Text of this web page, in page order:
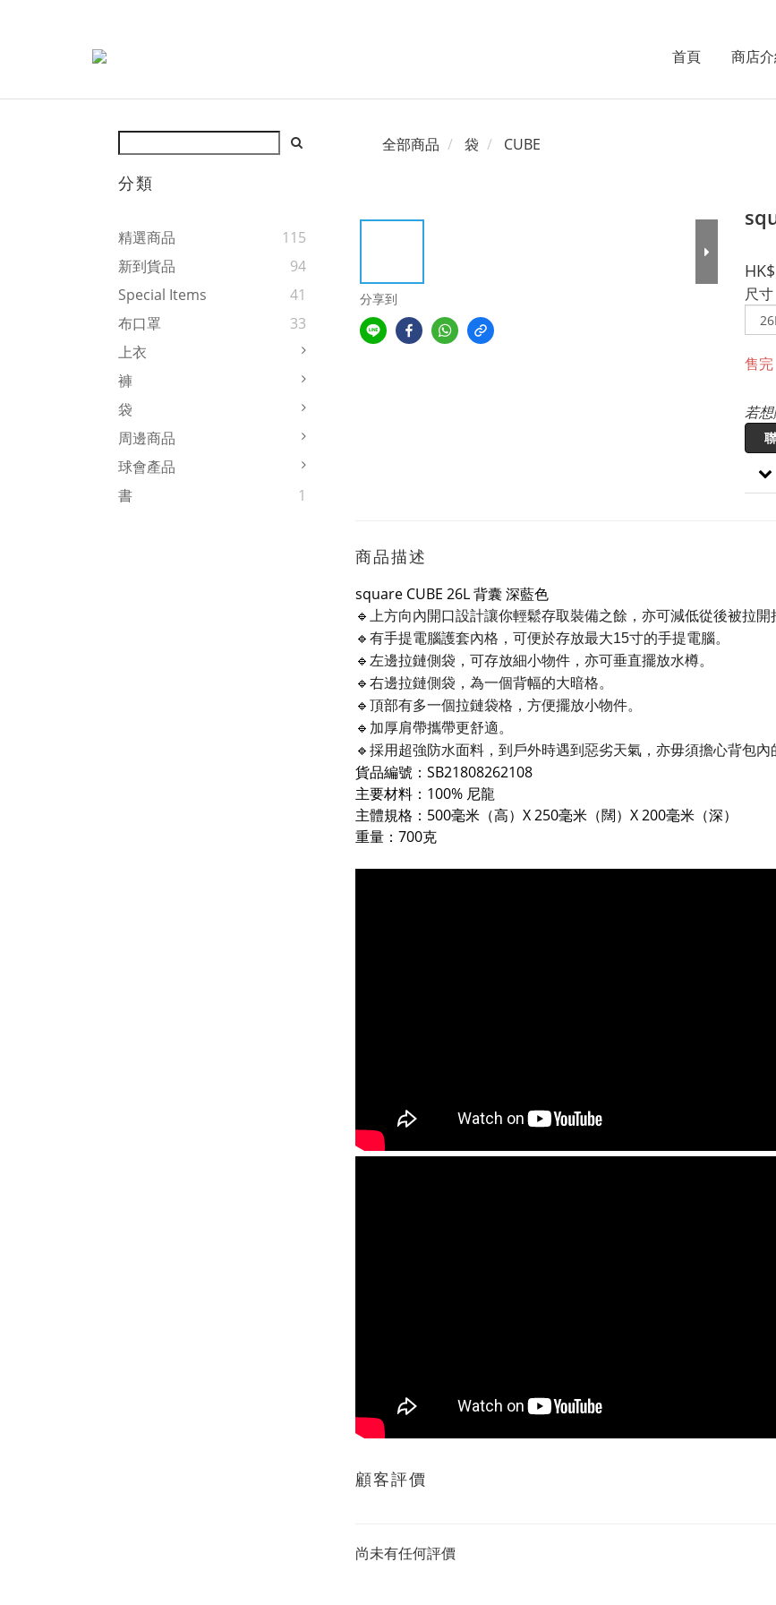
首頁 商店
分類
精選商品
115
新到貨品
94
Special Items
41
布口罩
33
上衣
褲
袋
周邊商品
球會產品
書
1
全部商品 袋 CUBE
分享到 尺寸
售完
若想
商品描述
square CUBE 26L 背囊 深藍色
🔹
上方向內開口設計讓你輕鬆存取裝備之餘， 亦可減低從後被拉開
🔹 有手提電腦護套內格， 可便於存放最大15寸的手提電腦。
🔹 左邊拉鏈側袋， 可存放細小物件，亦可垂直擺放水樽。
🔹 右邊拉鏈側袋， 為一個背幅的大暗格。
🔹 頂部有多一個拉鏈袋格，方便擺放小物件。
🔹 加厚肩帶攜帶更舒適。
🔹 採用超強防水面料，到戶外時遇到惡劣天氣， 亦毋須擔心背包內
貨品編號：SB21808262108
主要材料：100% 尼龍
主體規格：500毫米（高）X 250毫米（闊）X 200毫米（深）
重量：700克
顧客評價
尚未有任何評價